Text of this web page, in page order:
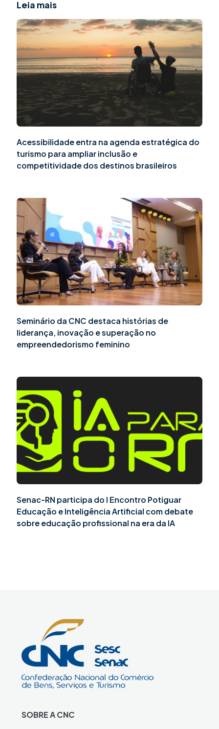
Leia mais
Acessibilidade entra na agenda estratégica do
turismo para ampliar inclusão e
competitividade dos destinos brasileiros
Seminário da CNC destaca histórias de
liderança, inovação e superação no
empreendedorismo feminino
Senac-RN participa do I Encontro Potiguar
Educação e Inteligência Artificial com debate
sobre educação profissional na era da IA
SOBRE A CNC